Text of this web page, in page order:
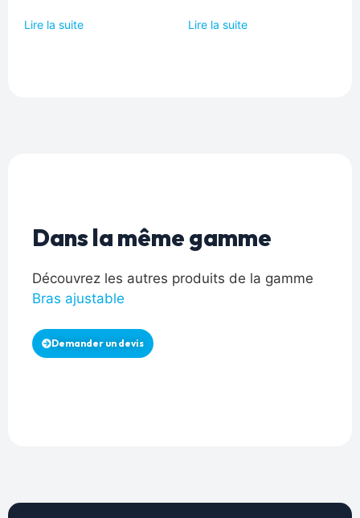
Lire la suite Lire la suite
Dans la même gamme
Découvrez les autres produits de la gamme
Bras ajustable
Demander un devis